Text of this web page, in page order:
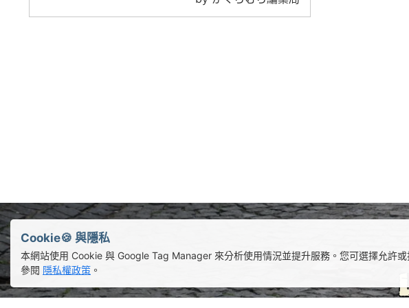
Cookie🍪 與隱私
本網站使用 Cookie 與 Google Tag Manager 來分析使用情況並提升服務。您可選擇允許
參閱 隱私權政策 。